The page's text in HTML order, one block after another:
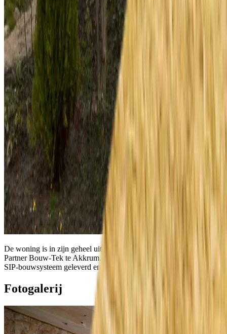
De woning is in zijn geheel uit-geëngineerd door onze Engineering
Partner Bouw-Tek te Akkrum. Medio februari 2016 werd dit unieke
SIP-bouwsysteem geleverd en geplaatst.
Fotogalerij